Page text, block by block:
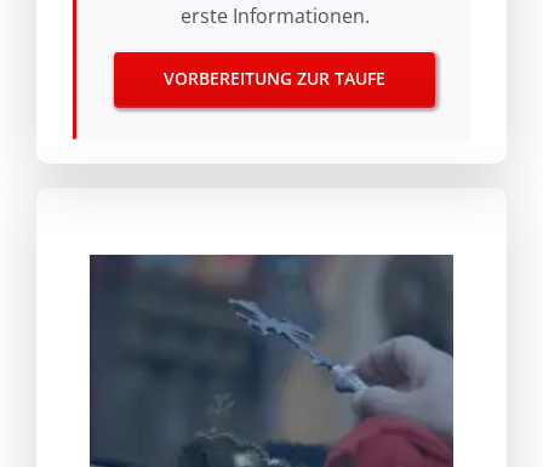
erste Informationen.
VORBEREITUNG ZUR TAUFE